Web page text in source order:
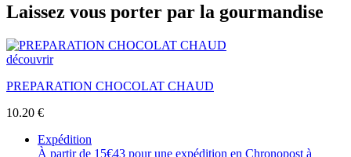
Laissez vous porter par la gourmandise
découvrir
PREPARATION CHOCOLAT CHAUD
10.20 €
Expédition
À partir de 15€43 pour une expédition en Chronopost à